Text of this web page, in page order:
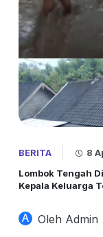
BERITA
8
Lombok Tengah
Kepala Keluarga
A Oleh Admin